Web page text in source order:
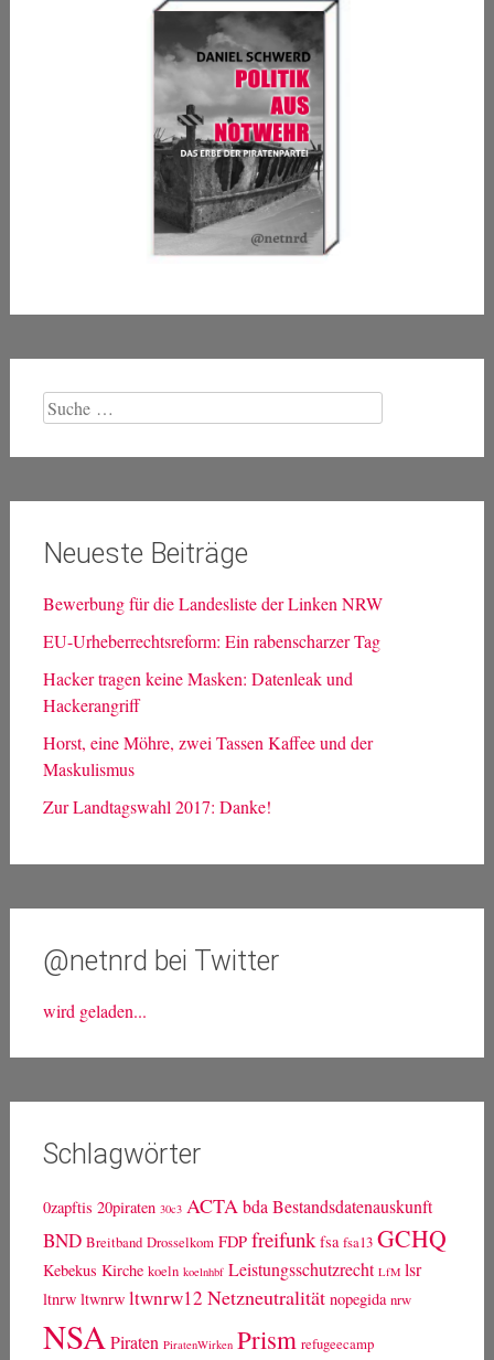
Suche
nach:
Neueste Beiträge
Bewerbung für die Landesliste der Linken NRW
EU-Urheberrechtsreform: Ein rabenscharzer Tag
Hacker tragen keine Masken: Datenleak und
Hackerangriff
Horst, eine Möhre, zwei Tassen Kaffee und der
Maskulismus
Zur Landtagswahl 2017: Danke!
@netnrd bei Twitter
wird geladen...
Schlagwörter
0zapftis 20piraten 30c3 ACTAbda Bestandsdatenauskunft
BND Breitband Drosselkom FDP freifunk fsa fsa13 GCHQ
Kebekus Kirche koeln koelnhbf Leistungsschutzrecht LfM lsr
ltnrw ltwnrw ltwnrw12 Netzneutralität nopegida nrw
NSAPiraten PiratenWirken Prism refugeecamp